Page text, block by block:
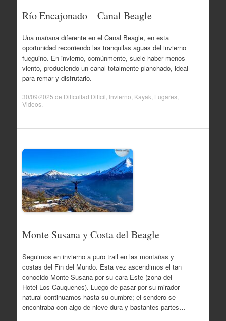
Río Encajonado – Canal Beagle
Una mañana diferente en el Canal Beagle, en esta
oportunidad recorriendo las tranquilas aguas del invierno
fueguino. En invierno, comúnmente, suele haber menos
viento, produciendo un canal totalmente planchado, ideal
para remar y disfrutarlo.
30/09/2025 de Dificultad Dificil Invierno Kayak Lugares,
Videos.
Monte Susana y Costa del Beagle
Seguimos en invierno a puro trail en las montañas y
costas del Fin del Mundo. Esta vez ascendimos el tan
conocido Monte Susana por su cara Este (zona del
Hotel Los Cauquenes). Luego de pasar por su mirador
natural continuamos hasta su cumbre; el sendero se
encontraba con algo de nieve dura y bastantes partes…